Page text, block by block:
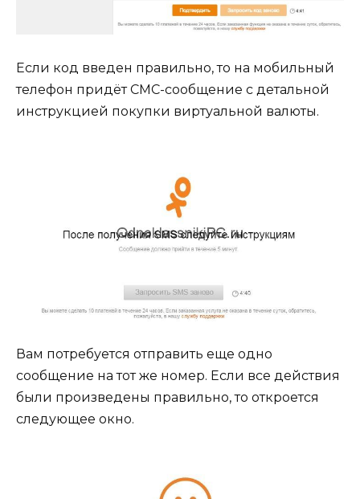
Если код введен правильно, то на мобильный
телефон придёт СМС-сообщение с детальной
инструкцией покупки виртуальной валюты.
Вам потребуется отправить еще одно
сообщение на тот же номер. Если все действия
были произведены правильно, то откроется
следующее окно.